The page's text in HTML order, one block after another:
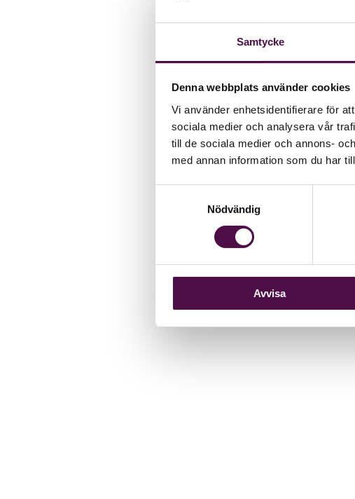
Samtycke
Denna webbplats använder cookies
Vi använder enhetsidentifierare för
sociala medier och analysera vår
till de sociala medier och annons-
med annan information som du har
Nödvändig
Avvisa